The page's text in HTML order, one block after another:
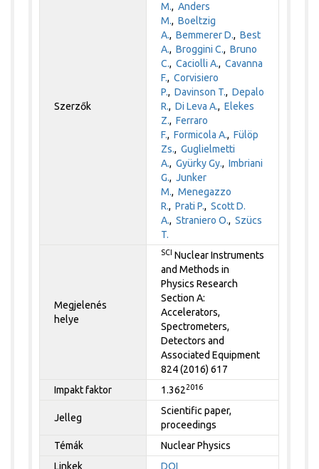
Szerzők
M.,Anders
M.,Boeltzig
A.,Bemmerer D.,Best
A.,Broggini C.,Bruno
C.,Caciolli A.,Cavanna
F.,Corvisiero
P.,Davinson T.,Depalo
R.,Di Leva A.,Elekes
Z.,Ferraro
F.,Formicola A.,Fülöp
Zs.,Guglielmetti
A.,Gyürky Gy.,Imbriani
G.,Junker
M.,Menegazzo
R.,Prati P.,Scott D.
A.,Straniero O.,Szücs
T.
Megjelenés
helye
SCI Nuclear Instruments
and Methods in
Physics Research
Section A:
Accelerators,
Spectrometers,
Detectors and
Associated Equipment
824 (2016) 617
Impakt faktor
1.3622016
Jelleg
Scientific paper,
proceedings
Témák
Nuclear Physics
Linkek
DOI